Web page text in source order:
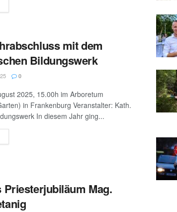
mit dem
Bildungswerk
0
2025, 15.00h im Arboretum
in Frankenburg Veranstalter: Kath.
In diesem Jahr ging...
Priesterjubiläum Mag.